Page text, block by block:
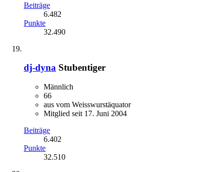
Beiträge
6.482
Punkte
32.490
dj-dyna Stubentiger
Männlich
66
aus vom Weisswurstäquator
Mitglied seit 17. Juni 2004
Beiträge
6.402
Punkte
32.510